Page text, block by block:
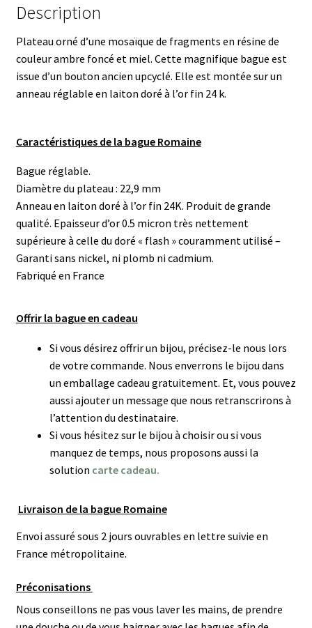
Description
Plateau orné d’une mosaïque de fragments en résine de
couleur ambre foncé et miel. Cette magnifique bague est
issue d’un bouton ancien upcyclé. Elle est montée sur un
anneau réglable en laiton doré à l’or fin 24 k.
Caractéristiques de la bague Romaine
Bague réglable.
Diamètre du plateau : 22,9 mm
Anneau en laiton doré à l’or fin 24K. Produit de grande
qualité. Epaisseur d’or 0.5 micron très nettement
supérieure à celle du doré « flash » couramment utilisé –
Garanti sans nickel, ni plomb ni cadmium.
Fabriqué en France
Offrir la bague en cadeau
Si vous désirez offrir un bijou, précisez-le nous lors
de votre commande. Nous enverrons le bijou dans
un emballage cadeau gratuitement. Et, vous pouvez
aussi ajouter un message que nous retranscrirons à
l’attention du destinataire.
Si vous hésitez sur le bijou à choisir ou si vous
manquez de temps, nous proposons aussi la
solution carte cadeau.
Livraison de la bague Romaine
Envoi assuré sous 2 jours ouvrables en lettre suivie en
France métropolitaine.
Préconisations
Nous conseillons ne pas vous laver les mains, de prendre